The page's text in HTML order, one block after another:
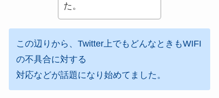
た。
この辺りから、Twitter上でもどんなときもWIFI
の不具合に対する
対応などが話題になり始めてました。